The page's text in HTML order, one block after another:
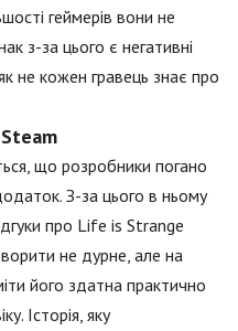
геймерів вони не
з-за цього є негативні
не кожен гравець знає про
що розробники погано
З-за цього в ньому
про Life is Strange
не дурне, але на
його здатна практично
Історія, яку